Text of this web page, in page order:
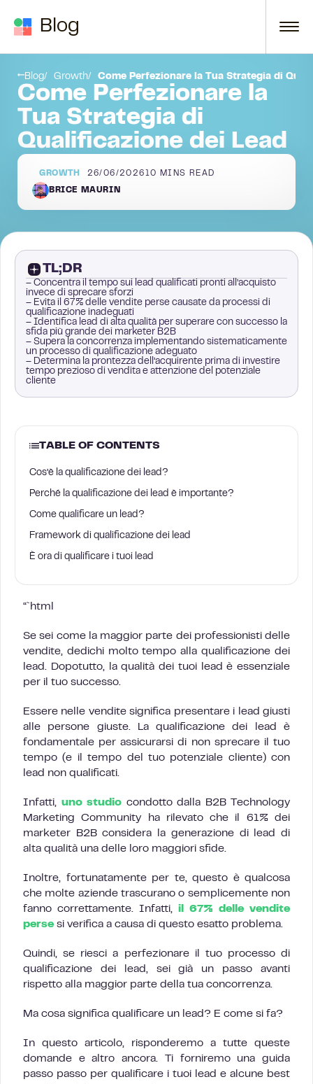
Blog
Blog Growth Come Perfezionare la Tua Strategia di
Come Perfezionare la
Tua Strategia di
Qualificazione dei Lead
GROWTH 26/06/2026 10 MINS READ
BRICE MAURIN
TL;DR
– Concentra il tempo sui lead qualificati pronti all’acquisto
invece di sprecare sforzi
– Evita il 67% delle vendite perse causate da processi di
qualificazione inadeguati
– Identifica lead di alta qualità per superare con successo la
sfida più grande dei marketer B2B
– Supera la concorrenza implementando sistematicamente
un processo di qualificazione adeguato
– Determina la prontezza dell’acquirente prima di investire
tempo prezioso di vendita e attenzione del potenziale
cliente
TABLE OF CONTENTS
Cos’è la qualificazione dei lead?
Perché la qualificazione dei lead è importante?
Come qualificare un lead?
Framework di qualificazione dei lead
È ora di qualificare i tuoi lead
“`html
Se sei come la maggior parte dei professionisti delle
vendite, dedichi molto tempo alla qualificazione dei
lead. Dopotutto, la qualità dei tuoi lead è essenziale
per il tuo successo.
Essere nelle vendite significa presentare i lead giusti
alle persone giuste. La qualificazione dei lead è
fondamentale per assicurarsi di non sprecare il tuo
tempo (e il tempo del tuo potenziale cliente) con
lead non qualificati.
Infatti, uno studio condotto dalla B2B Technology
Marketing Community ha rilevato che il 61% dei
marketer B2B considera la generazione di lead di
alta qualità una delle loro maggiori sfide.
Inoltre, fortunatamente per te, questo è qualcosa
che molte aziende trascurano o semplicemente non
fanno correttamente. Infatti, il 67% delle vendite
perse si verifica a causa di questo esatto problema.
Quindi, se riesci a perfezionare il tuo processo di
qualificazione dei lead, sei già un passo avanti
rispetto alla maggior parte della tua concorrenza.
Ma cosa significa qualificare un lead? E come si fa?
In questo articolo, risponderemo a tutte queste
domande e altro ancora. Ti forniremo una guida
passo passo per qualificare i tuoi lead e alcune best
Cos’è la qualificazione dei lead?